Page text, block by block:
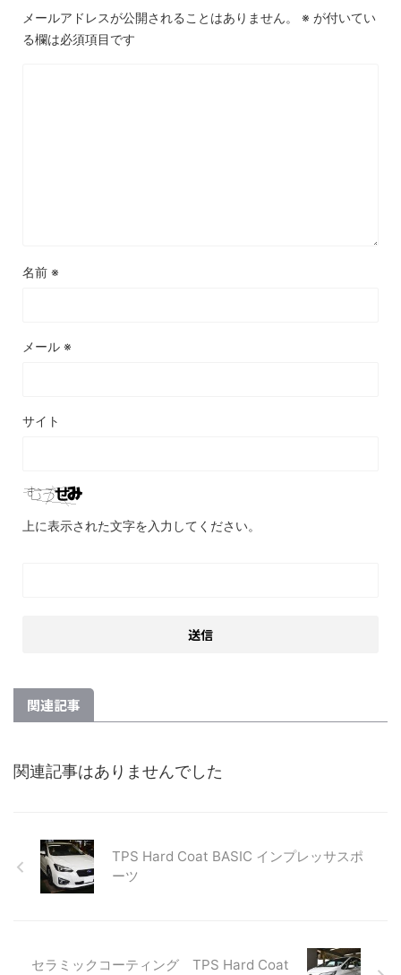
メールアドレスが公開されることはありません。 ※ が付いてい
る欄は必須項目です
名前 ※
メール ※
サイト
上に表示された文字を入力してください。
関連記事
関連記事はありませんでした
TPS Hard Coat BASIC インプレッサスポ
ーツ
セラミックコーティング TPS Hard Coat